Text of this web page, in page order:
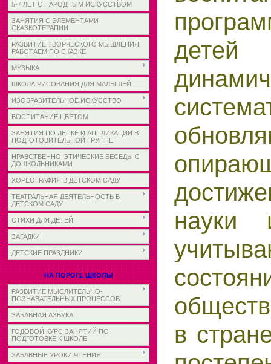
5-7 ЛЕТ С НАРОДНЫМ ИСКУССТВОМ
ЗАНЯТИЯ С ЭЛЕМЕНТАМИ
СКАЗКОТЕРАПИИ
РАЗВИТИЕ ТВОРЧЕСКОГО МЫШЛЕНИЯ.
РАБОТАЕМ ПО СКАЗКЕ
МУЗЫКА
ШКОЛА РИСОВАНИЯ ДЛЯ МАЛЫШЕЙ
ИЗОБРАЗИТЕЛЬНОЕ ИСКУССТВО
ВОСПИТАНИЕ ЦВЕТОМ
ЗАНЯТИЯ ПО ЛЕПКЕ И АППЛИКАЦИИ В
ПОДГОТОВИТЕЛЬНОЙ ГРУППЕ
НРАВСТВЕННО-ЭТИЧЕСКИЕ БЕСЕДЫ С
ДОШКОЛЬНИКАМИ
ХОРЕОГРАФИЯ В ДЕТСКОМ САДУ
ТЕАТРАЛЬНАЯ ДЕЯТЕЛЬНОСТЬ В
ДЕТСКОМ САДУ
СТИХИ ДЛЯ ДЕТЕЙ
ЗАГАДКИ
ДЕТСКИЕ ПРАЗДНИКИ
НА ПОРОГЕ ШКОЛЫ
РАЗВИТИЕ МЫСЛИТЕЛЬНО-
ПОЗНАВАТЕЛЬНЫХ ПРОЦЕССОВ
ЗАБАВНАЯ АЗБУКА
ГОДОВОЙ КУРС ЗАНЯТИЙ ПО
ПОДГОТОВКЕ К ШКОЛЕ
ЗАБАВНЫЕ УРОКИ ЧТЕНИЯ
науки
в